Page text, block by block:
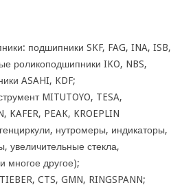
подшипники SKF, FAG, INA, ISB,
роликоподшипники IKO, NBS,
ASAHI, KDF;
MITUTOYO, TESA,
KAFER, PEAK, KROEPLIN
нутромеры, индикаторы,
увеличительные стекла,
многое другое);
CTS, GMN, RINGSPANN;